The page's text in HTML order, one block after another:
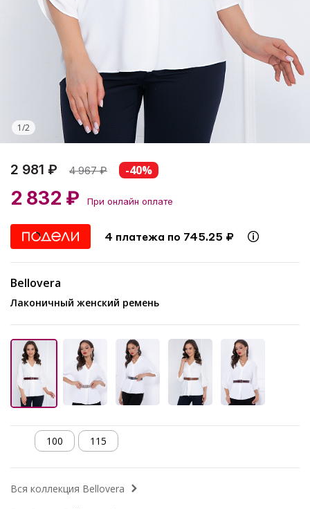
1/2
2 981 ₽ 4 967₽ -40%
2 832 ₽ При онлайн оплате
4 платежа по 745.25 ₽
Bellovera
Лаконичный женский ремень
100 115
Вся коллекция Bellovera